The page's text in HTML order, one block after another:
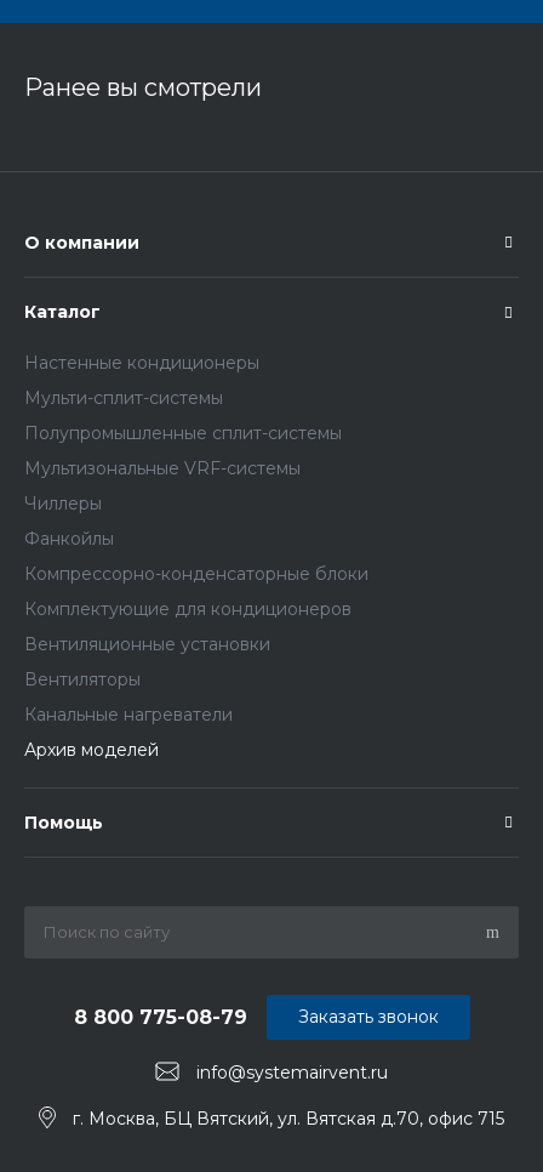
Ранее вы смотрели
О компании
Каталог
Настенные кондиционеры
Мульти-сплит-системы
Полупромышленные сплит-системы
Мультизональные VRF-системы
Чиллеры
Фанкойлы
Компрессорно-конденсаторные блоки
Комплектующие для кондиционеров
Вентиляционные установки
Вентиляторы
Канальные нагреватели
Архив моделей
Помощь
info@systemairvent.ru
8 800 775-08-79
г. Москва, БЦ Вятский, ул. Вятская д.70, офис 715
Заказать звонок